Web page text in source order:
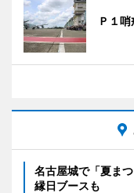
Ｐ１
名古屋城で「夏ま
縁日ブースも